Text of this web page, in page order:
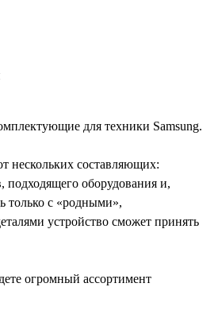
для техники Samsung.
нескольких составляющих:
подходящего оборудования и,
только с «родными»,
устройство сможет принять
огромный ассортимент